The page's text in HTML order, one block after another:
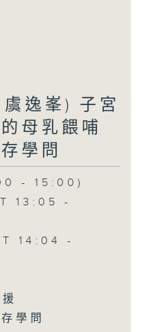
逸峯) 子宮
母乳餵哺
學問
- 15:00)
13:05 -
14:04 -
學問